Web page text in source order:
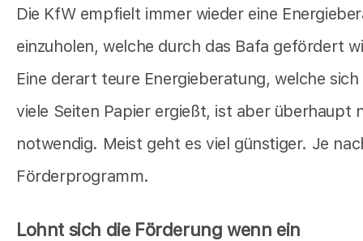
Die KfW empfielt immer wieder eine
einzuholen, welche durch das Bafa gefördert
Eine derart teure Energieberatung, welche
viele Seiten Papier ergießt, ist aber überhaupt
notwendig. Meist geht es viel günstiger. Je
Förderprogramm.
Lohnt sich die Förderung wenn ein